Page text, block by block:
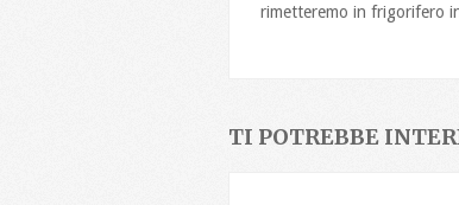
rimetteremo in frigorifero
TI POTREBBE